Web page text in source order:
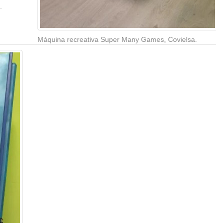
Máquina recreativa Super Many Games, Covielsa.